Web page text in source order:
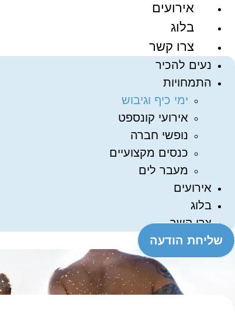
אירועים
בלוג
צרו קשר
נעים להכיר
התמחויות
ימי כיף וגיבוש
אירועי קונספט
נופשי חברה
כנסים מקצועיים
מעבר לים
אירועים
בלוג
צרו קשר
שליחת הודעה